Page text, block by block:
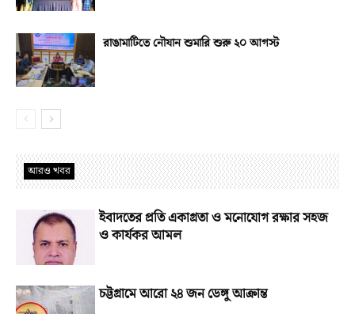
রাঙামাটিতে নৌযান শুমারি শুরু ২০ আগস্ট
আরও খবর
ইবাদতের প্রতি একাগ্রতা ও মনোযোগ রক্ষার সহজ
ও কার্যকর আমল
চট্টগ্রামে আরো ২৪ জন ডেঙ্গু আক্রান্ত